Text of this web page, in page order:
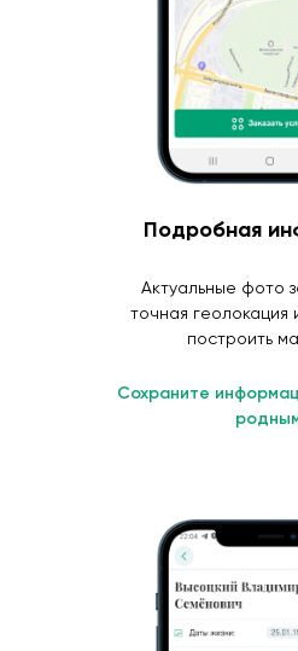
Подробная
Актуальные фото
точная геолокация
построить
Сохраните